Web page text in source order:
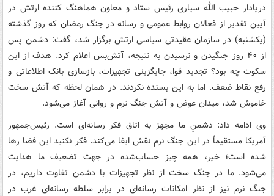
دریادار حبیب الله سیاری رئیس ستاد و معاون هماهنگ کننده ارتش در
آیین تقدیر از فعالان روابط عمومی و رسانه در جنگ رمضان که روز گذشته
(یکشنبه) در سازمان عقیدتی سیاسی ارتش برگزار شد، گفت: دشمن پس
از ۴۰ روز جنگیدن و نرسیدن به نتیجه، آتش‌بس اعلام کرد. هدف از این
سکوت چه بود؟ تجدید قوا، جایگزینی تجهیزات، بازسازی بانک اطلاعاتی و
رفع نقاط ضعف. اما به این بسنده نکردند. در همان لحظه که آتش سخت
خاموش شد، میدان عوض و آتش جنگ نرم و روانی آغاز می‌شود.
وی ادامه داد: دشمنِ ما مجهز به اتاق فکر رسانه‌ای است. رئیس‌جمهور
آمریکا مستقیماً در این جنگ نرم نقش ایفا می‌کند. فکر نکنید این فضا رها
شده است؛ خیر، همه چیز حساب‌شده در جهت تضعیف ما هدایت
می‌شود. ما در جنگ سخت از نظر تجهیزات با دشمن تفاوت داریم، در
جنگ نرم نیز از نظر امکانات رسانه‌ای در برابر سلطه رسانه‌ای غرب در